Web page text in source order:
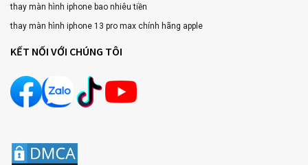
thay màn hình iphone bao nhiêu tiền
thay màn hình iphone 13 pro max chính hãng apple
KẾT NỐI VỚI CHÚNG TÔI